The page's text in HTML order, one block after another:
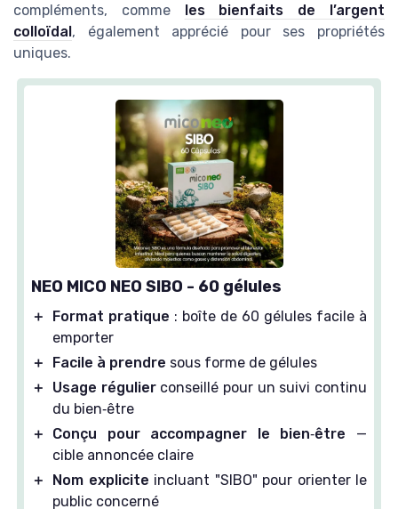
compléments, comme les bienfaits de l’argent
colloïdal, également apprécié pour ses propriétés
uniques.
NEO MICO NEO SIBO - 60 gélules
＋ Format pratique : boîte de 60 gélules facile à
emporter
＋
Facile à prendre sous forme de gélules
＋
Usage régulierconseillé pour un suivi continu
du bien‑être
＋
Conçu pour accompagner le bien‑être —
cible annoncée claire
＋
Nom explicite incluant "SIBO" pour orienter le
public concerné